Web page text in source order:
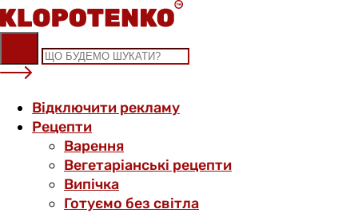
Skip
to
content
Відключити рекламу
Рецепти
Варення
Вегетаріанські рецепти
Випічка
Готуємо без світла